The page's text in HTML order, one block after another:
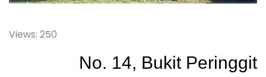
Views: 250
No. 14, Bukit Peringgit